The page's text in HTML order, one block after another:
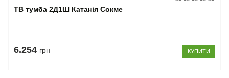
ТВ тумба 2Д1Ш Катанія Сокме
6.254 грн КУПИТИ